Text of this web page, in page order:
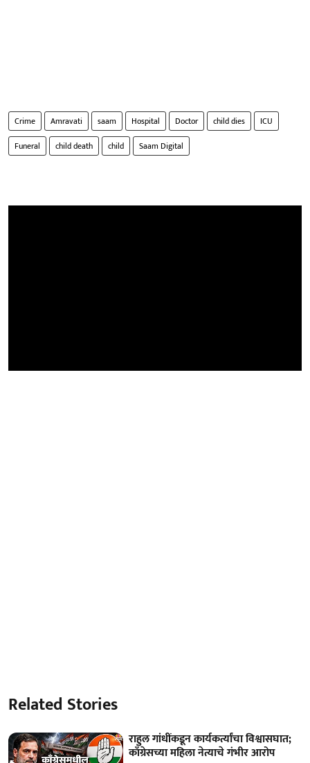
Crime Amravati saam Hospital Doctor child dies
ICU
Funeral
child death child Saam Digital
Related Stories
राहुल गांधींकडून कार्यकर्त्यांचा विश्वासघात;
काँग्रेसच्या महिला नेत्याचे गंभीर आरोप